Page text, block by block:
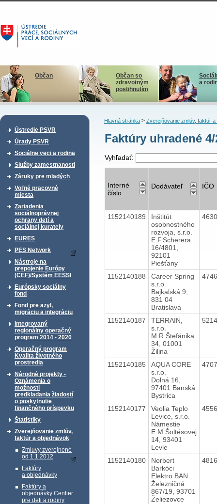
Občan
Občan so
zdravotným
postihnutím
a
Ústredie PSVR
Úrady PSVR
Sociálne veci a rodina
Služby zamestnanosti
Záruky pre mladých
Voľné pracovné
miesta
Zariadenia
sociálnoprávnej
ochrany detí a
sociálnej kurately
EURES
PES Network
Nástroje na
prepojenie Európy
(CEF)/Systém EESSI
Európsky sociálny
fond
Fond pre azyl,
migráciu a integráciu
Integrovaný
regionálny operačný
program 2014 - 2020
Operačný program
Kvalita životného
prostredia
Národné projekty -
Oznámenia o
možnosti
predkladania žiadostí
o poskytnutie
finančného príspevku
Štatistiky
Zverejňovanie zmlúv,
faktúr a objednávok
Zmluvy zverejnené
od 1.1.2012
Faktúry
a objednávky
Faktúry a
objednávky Centier
pre deti a rodiny
Hlavná stránka> Zverejňovanie zmlúv, faktúr a
Faktúry uhradené
Vyhľadať:
Interné
číslo
Dodávateľ IČO
1152140189
Inštitút
osobnostného
rozvoja, s.r.o.
E.F.Scherera
16/4801,
92101
Piešťany
1152140188
Career Spring
s.r.o.
Bajkalská 9,
831 04
Bratislava
1152140187
TERRAIN,
s.r.o.
M.R.Štefánika
34, 01001
Žilina
1152140185
AQUA CORE
s.r.o.
Dolná 16,
97401 Banská
Bystrica
1152140177
Veolia Teplo
Levice, s.r.o.
Námestie
E.M.Šoltésovej
14, 93401
Levie
1152140180
Norbert
Barkóci
Elektro BAN
Železničná
867/19, 93701
Želiezovce